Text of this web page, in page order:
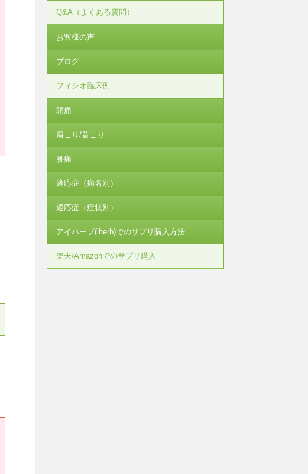
Q&A（よくある質問）
お客様の声
ブログ
フィシオ臨床例
頭痛
肩こり/首こり
腰痛
適応症（病名別）
適応症（症状別）
アイハーブ(iherb)でのサプリ購入方法
楽天/Amazonでのサプリ購入